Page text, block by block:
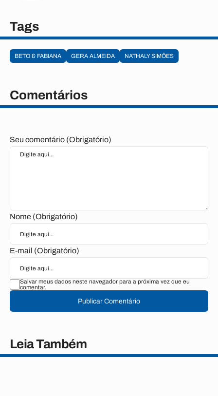
Tags
BETO & FABIANA GERA ALMEIDA NATHALY SIMÕES
Comentários
Seu comentário (Obrigatório)
Nome (Obrigatório)
E-mail (Obrigatório)
Salvar meus dados neste navegador para a próxima vez que eu
comentar.
Publicar Comentário
Leia Também